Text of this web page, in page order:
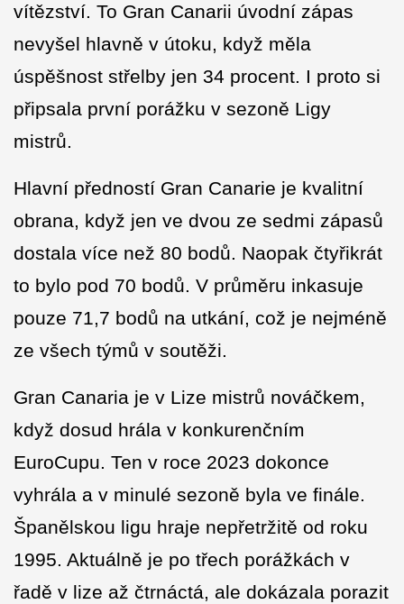
vítězství. To Gran Canarii úvodní zápas
nevyšel hlavně v útoku, když měla
úspěšnost střelby jen 34 procent. I proto si
připsala první porážku v sezoně Ligy
mistrů.
Hlavní předností Gran Canarie je kvalitní
obrana, když jen ve dvou ze sedmi zápasů
dostala více než 80 bodů. Naopak čtyřikrát
to bylo pod 70 bodů. V průměru inkasuje
pouze 71,7 bodů na utkání, což je nejméně
ze všech týmů v soutěži.
Gran Canaria je v Lize mistrů nováčkem,
když dosud hrála v konkurenčním
EuroCupu. Ten v roce 2023 dokonce
vyhrála a v minulé sezoně byla ve finále.
Španělskou ligu hraje nepřetržitě od roku
1995. Aktuálně je po třech porážkách v
řadě v lize až čtrnáctá, ale dokázala porazit